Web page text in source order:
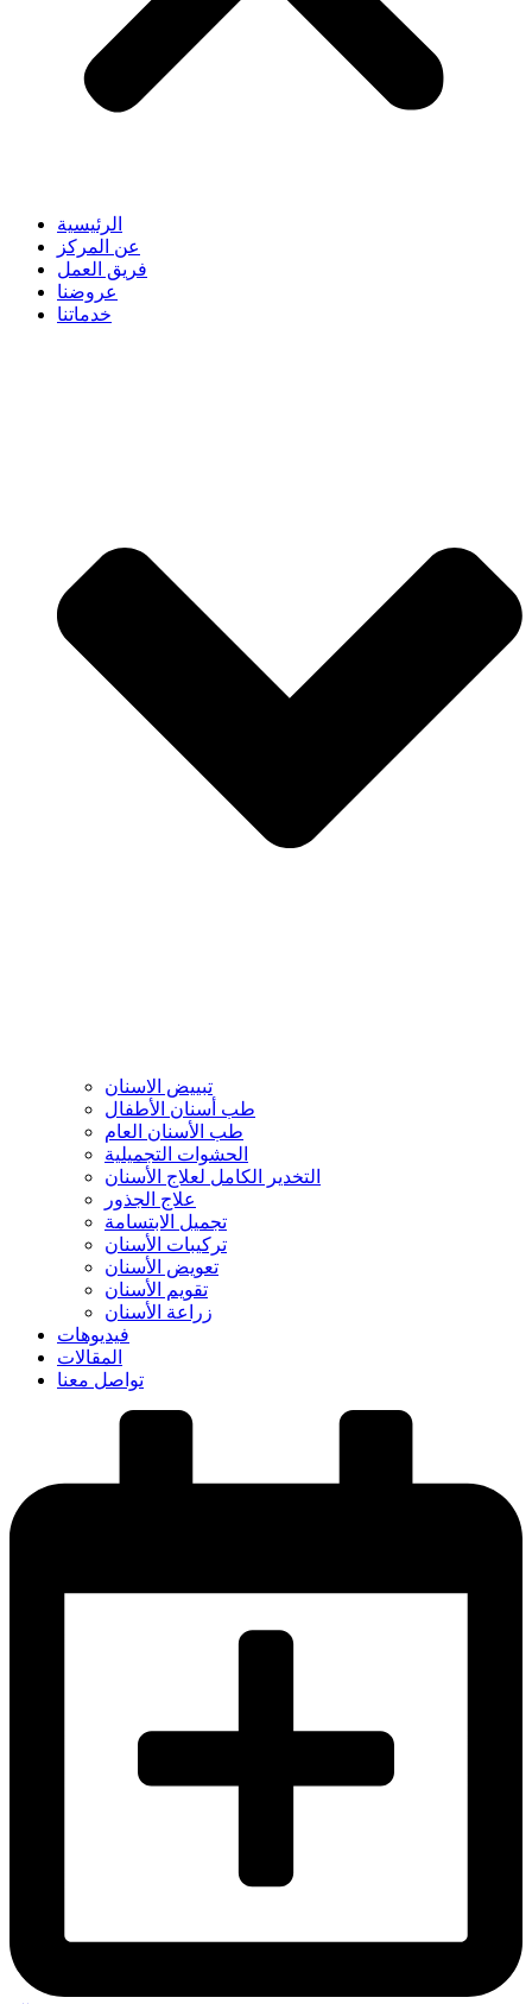
الرئيسية
عن المركز
فريق العمل
عروضنا
خدماتنا
تبييض الاسنان
طب أسنان الأطفال
طب الأسنان العام
الحشوات التجميلية
التخدير الكامل لعلاج الأسنان
علاج الجذور
تجميل الابتسامة
تركيبات الأسنان
تعويض الأسنان
تقويم الأسنان
زراعة الأسنان
فيديوهات
المقالات
تواصل معنا